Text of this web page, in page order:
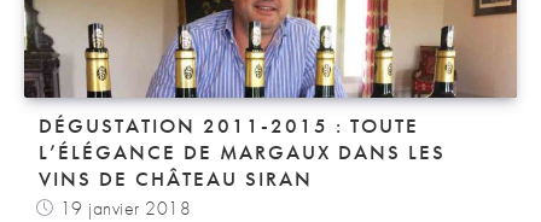
DÉGUSTATION 2011-2015 : TOUTE
L’ÉLÉGANCE DE MARGAUX DANS LES
VINS DE CHÂTEAU SIRAN
19 janvier 2018